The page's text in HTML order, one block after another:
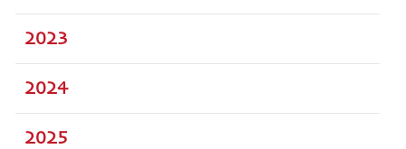
2023
2024
2025